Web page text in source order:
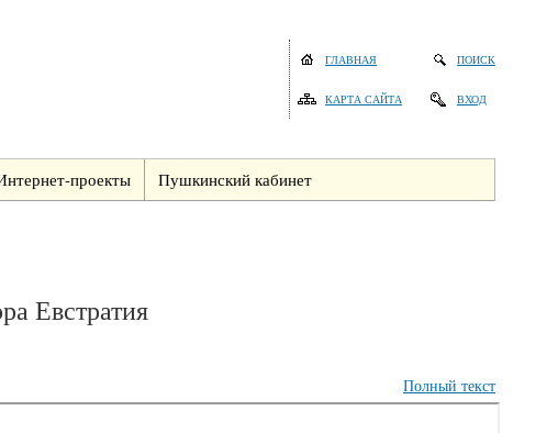
ГЛАВНАЯ
КАРТА САЙТА
ПОИСК
ВХОД
проекты Пушкинский кабинет
Евстратия
Полный текст